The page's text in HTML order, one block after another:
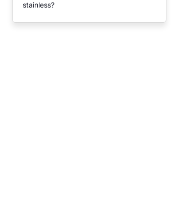
stainless?